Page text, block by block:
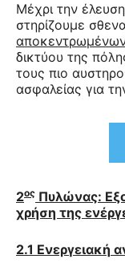
Μέχρι την
στηρίζουμε
δικτύου της
τους πιο
ασφαλείας για
2ος Πυλώνας:
χρήση της
2.1 Ενεργειακή